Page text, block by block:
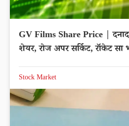
GV Films Share Price |
शेयर, रोज अपर सर्किट, रॉकेट सा
Stock Market